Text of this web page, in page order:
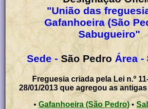
"União das
Gafanhoeira (São Pedro) e
Sabugueiro"
Sede - São Pedro Área -
Freguesia criada pela Lei n.º
28/01/2013 que agregou as
•
Gafanhoeira (São Pedro)•